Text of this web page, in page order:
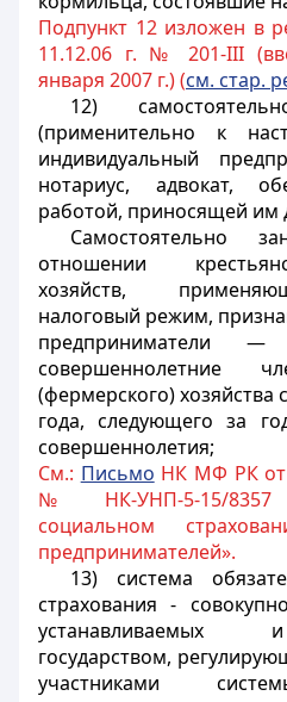
Подпункт 12 изложен в
11.12.06 г. № 201-III
января 2007 г.) (см. стар.
12)
(применительно к
индивидуальный
нотариус, адвокат,
работой, приносящей им
Самостоятельно
отношении
хозяйств,
налоговый режим,
предприниматели
совершеннолетние
(фермерского) хозяйства
года, следующего за
совершеннолетия;
См.: Письмо НК МФ РК от
№ НК-УНП-5-15/8357
социальном
предпринимателей».
13) система
страхования -
устанавливаемых
государством,
участниками